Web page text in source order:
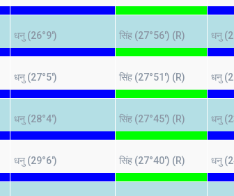
धनु (26°9') सिंह (27°56') (R) धनु
धनु (27°5') सिंह (27°51') (R) धनु
धनु (28°4') सिंह (27°45') (R) धनु
धनु (29°6') सिंह (27°40') (R) धनु